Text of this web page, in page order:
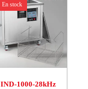
En stock
IND-1000-28kHz